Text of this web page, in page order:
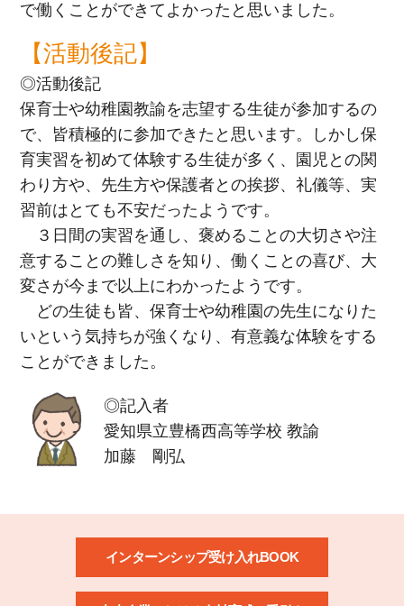
で働くことができてよかったと思いました。
【活動後記】
◎活動後記
保育士や幼稚園教諭を志望する生徒が参加するの
で、皆積極的に参加できたと思います。しかし保
育実習を初めて体験する生徒が多く、園児との関
わり方や、先生方や保護者との挨拶、礼儀等、実
習前はとても不安だったようです。
３日間の実習を通し、褒めることの大切さや注
意することの難しさを知り、働くことの喜び、大
変さが今まで以上にわかったようです。
どの生徒も皆、保育士や幼稚園の先生になりた
いという気持ちが強くなり、有意義な体験をする
ことができました。
◎記入者
愛知県立豊橋西高等学校 教諭
加藤 剛弘
インターンシップ受け入れBOOK